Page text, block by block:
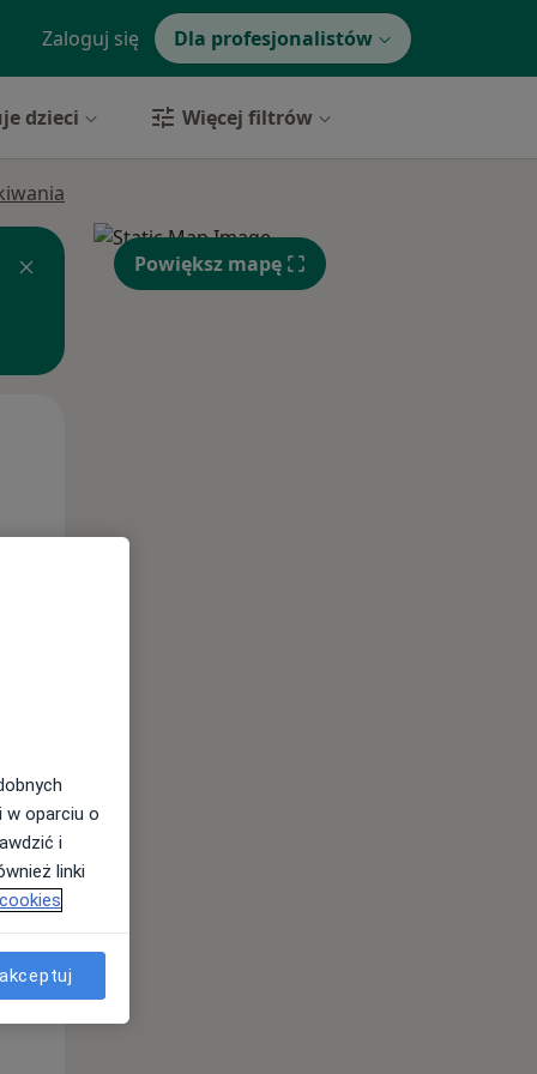
Zaloguj się Dla profesjonalistów
dzieci Więcej filtrów
Wt,
11 Sie
Powiększ mapę
w oparciu o
i
linki